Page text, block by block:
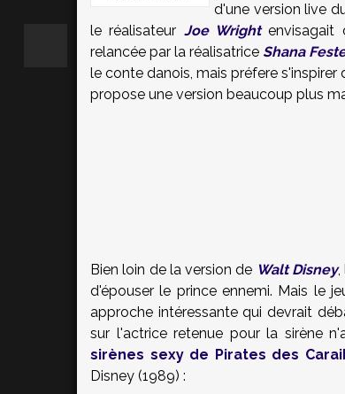
d'une version live
le réalisateur Joe Wrightenvisagait
relancée par la réalisatrice Shana
le conte danois, mais préfere s'inspirer
propose une version beaucoup plus
Bien loin de la version de Walt Disney,
d'épouser le prince ennemi. Mais le
approche intéressante qui devrait
sur l'actrice retenue pour la sirène
sirènes sexy de Pirates des
Disney (1989) :